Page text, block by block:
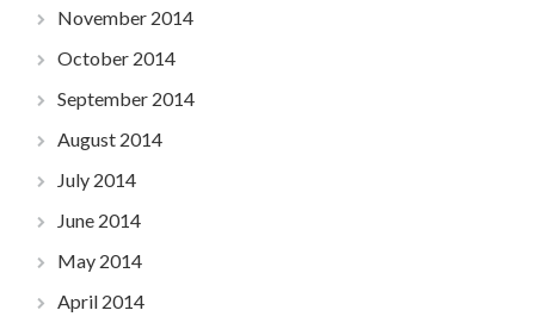
November 2014
October 2014
September 2014
August 2014
July 2014
June 2014
May 2014
April 2014